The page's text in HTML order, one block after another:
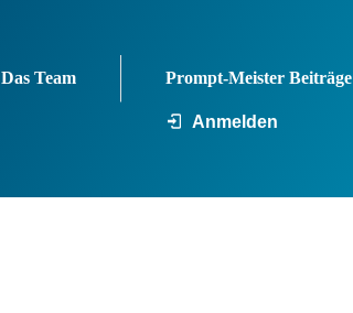
Das Team Prompt-Meister Beiträge
Anmelden